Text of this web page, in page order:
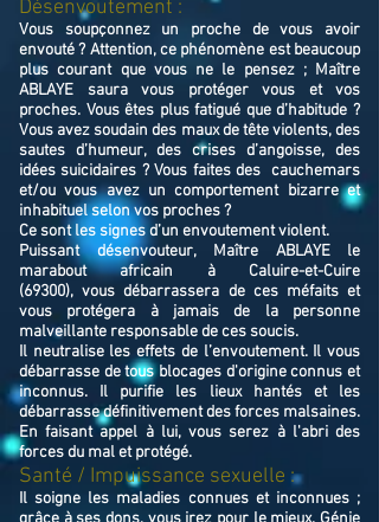
Désenvoutement :
Vous soupçonnez un proche de vous avoir
envouté ? Attention, ce phénomène est beaucoup
plus courant que vous ne le pensez ; Maître
ABLAYE saura vous protéger vous et vos
proches. Vous êtes plus fatigué que d’habitude ?
Vous avez soudain des maux de tête violents, des
sautes d’humeur, des crises d’angoisse, des
idées suicidaires ? Vous faites des cauchemars
et/ou vous avez un comportement bizarre et
inhabituel selon vos proches ?
Ce sont les signes d’un envoutement violent.
Puissant désenvouteur,
Maître ABLAYE
le
marabout africain à Caluire-et-Cuire
(69300), vous débarrassera de ces méfaits et
vous protégera à jamais de la personne
malveillante responsable de ces soucis.
Il neutralise les effets de l’envoutement. Il vous
débarrasse de tous blocages d'origine connus et
inconnus. Il purifie les lieux hantés et les
débarrasse définitivement des forces malsaines.
En faisant appel à lui, vous serez à l'abri des
forces du mal et protégé.
Santé / Impuissance sexuelle :
Il soigne les maladies connues et inconnues ;